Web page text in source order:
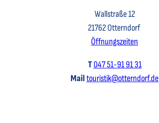
Wallstraße 12
21762 Otterndorf
Öffnungszeiten
T047 51-91 91 31
Mailtouristik@otterndorf.de